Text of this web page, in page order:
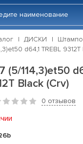
ДИСКИ
d64,1 TREBL
(5/114,3)et50
Black (Crv)
0 отзывов